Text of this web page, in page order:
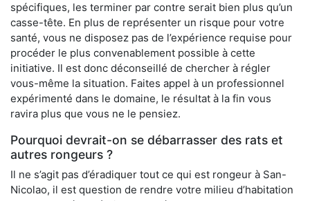
spécifiques, les terminer par contre serait bien plus qu’un
casse-tête. En plus de représenter un risque pour votre
santé, vous ne disposez pas de l’expérience requise pour
procéder le plus convenablement possible à cette
initiative. Il est donc déconseillé de chercher à régler
vous-même la situation. Faites appel à un professionnel
expérimenté dans le domaine, le résultat à la fin vous
ravira plus que vous ne le pensiez.
Pourquoi devrait-on se débarrasser des rats et
autres rongeurs ?
Il ne s’agit pas d’éradiquer tout ce qui est rongeur à San-
Nicolao, il est question de rendre votre milieu d’habitation